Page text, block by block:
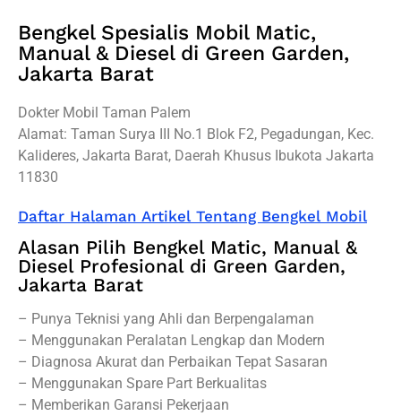
Bengkel Spesialis Mobil Matic,
Manual & Diesel di Green Garden,
Jakarta Barat
Dokter Mobil Taman Palem
Alamat: Taman Surya III No.1 Blok F2, Pegadungan, Kec.
Kalideres, Jakarta Barat, Daerah Khusus Ibukota Jakarta
11830
Daftar Halaman Artikel Tentang Bengkel Mobil
Alasan Pilih Bengkel Matic, Manual &
Diesel Profesional di Green Garden,
Jakarta Barat
– Punya Teknisi yang Ahli dan Berpengalaman
– Menggunakan Peralatan Lengkap dan Modern
– Diagnosa Akurat dan Perbaikan Tepat Sasaran
– Menggunakan Spare Part Berkualitas
– Memberikan Garansi Pekerjaan